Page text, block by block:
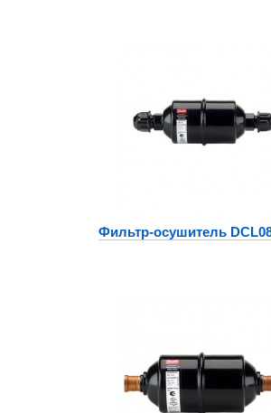
Фильтр-осушитель